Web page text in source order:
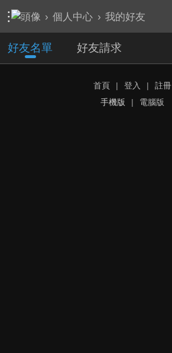
› 個人中心 › 我的好友
好友名單 好友請求
首頁 | 登入 |
註冊
手機版
| 電腦版